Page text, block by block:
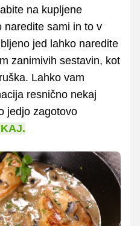
na kupljene
naredite sami in to v
jed lahko naredite
zanimivih sestavin, kot
Lahko vam
resnično nekaj
jedjo zagotovo